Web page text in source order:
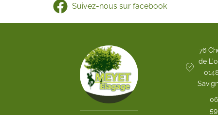
Suivez-nous sur facebook
76
de
06
59